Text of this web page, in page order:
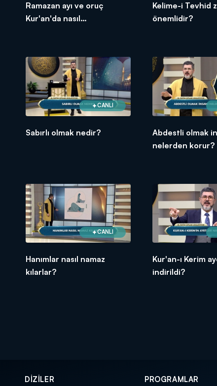
Ramazan ayı ve oruç
Kur'an'da nasıl
Kelime-i Tevhid
önemlidir?
CANLI
Sabırlı olmak nedir?
Abdestli olmak
nelerden korur?
CANLI
Hanımlar nasıl namaz
kılarlar?
Kur'an-ı Kerim
indirildi?
DİZİLER PROGRAMLAR